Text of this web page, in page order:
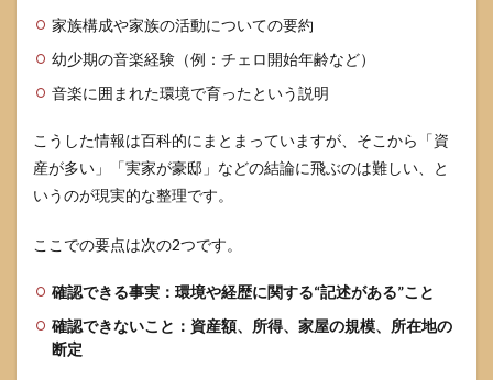
れな
いた
め
に、
どう
考え
れば
よい
6
にし
報源
家族構成や家族の活動についての要約
幼少期の音楽経験（例：チェロ開始年齢など）
音楽に囲まれた環境で育ったという説明
こうした情報は百科的にまとまっていますが、そこから「資
産が多い」「実家が豪邸」などの結論に飛ぶのは難しい、と
いうのが現実的な整理です。
ここでの要点は次の2つです。
確認できる事実：環境や経歴に関する“記述がある”こと
確認できないこと：資産額、所得、家屋の規模、所在地の
断定